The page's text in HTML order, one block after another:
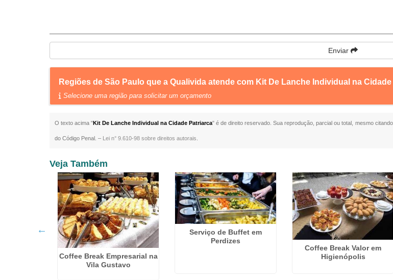
Enviar
Regiões de São Paulo que a Qualivida atende com Kit De Lanche Individual na
Selecione uma região para solicitar um orçamento
O texto acima "Kit De Lanche Individual na Cidade Patriarca" é de direito reservado. Sua reprodução, parcial ou total, mesmo
do Código Penal. – Lei n° 9.610-98 sobre direitos autorais
Veja Também
Coffee Break Empresarial na
Vila Gustavo
Serviço de Buffet em
Perdizes
Coffee Break Valor em
Higienópolis